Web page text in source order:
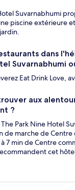
Suvarnabhumi
piscine extérieure
dans
Suvarnabhumi
Eat Drink Love,
aux
?
Park Nine Hotel
de marche de Centre
7 min de Centre
cet